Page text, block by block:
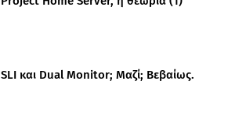
SLI και Dual Monitor; Μαζί; Βεβαίως.